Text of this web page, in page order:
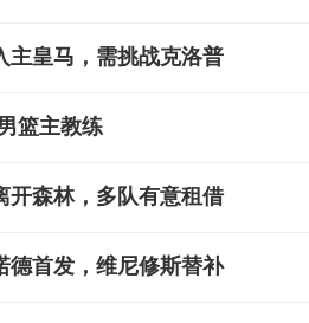
主皇马，需挑战克洛普
篮主教练
开森林，多队有意租借
德首发，维尼修斯替补